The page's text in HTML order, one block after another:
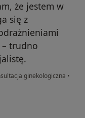
że jestem w
się z
– trudno
ginekologiczna •